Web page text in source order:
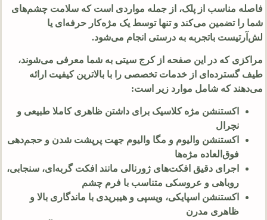
فاصله مناسب از پلک، از جمله مواردی است که سلامت چشم‌های
شما را تضمین می‌کند و تنها توسط یک مژه‌کار حرفه‌ای یا
لش‌آرتیست باتجربه به درستی انجام می‌شود.
مراکزی که در این صفحه از کرج سیتی به شما معرفی می‌شوند،
طیف گسترده‌ای از خدمات تخصصی را با بالاترین کیفیت ارائه
می‌دهند که شامل موارد زیر است:
اکستنشن مژه کلاسیک برای داشتن ظاهری کاملا طبیعی و
نچرال
اکستنشن والیوم و مگا والیوم جهت پرپشت شدن و حجم‌دهی
فوق‌العاده مژه‌ها
اجرای دقیق افکت‌های ژورنالی مانند افکت گربه‌ای، سنجابی،
روباهی و عروسکی متناسب با فرم چشم
اکستنشن اسپایکی، ویسپی و هیبریدی با ماندگاری بالا و
ظاهری مدرن